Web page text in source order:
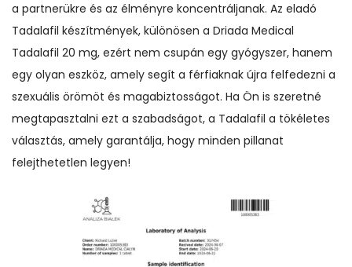
a partnerükre és az élményre koncentráljanak. Az eladó
Tadalafil készítmények, különösen a Driada Medical
Tadalafil 20 mg, ezért nem csupán egy gyógyszer, hanem
egy olyan eszköz, amely segít a férfiaknak újra felfedezni a
szexuális örömöt és magabiztosságot. Ha Ön is szeretné
megtapasztalni ezt a szabadságot, a Tadalafil a tökéletes
választás, amely garantálja, hogy minden pillanat
felejthetetlen legyen!